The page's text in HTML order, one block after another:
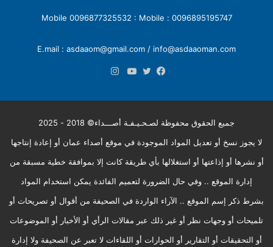
0096895195747 : Mobile 0096877325532 : Mobile
E.mail : asdaaom@gmail.com / info@asdaaoman.com
جميع الحقوق محفوظة لصـحـيـفـة أصـــداء© 2018 - 2025
لا يجوز نسخ أو تعديل المواد الموجودة في موقع أصداء عمان أو إعادة إنتاجها
أو نشرها أو إذاعتها أو استغلالها بأي طريقة كانت إلا بموافقة خطية مسبقة من
إدارة الموقع .. وفي حال الضرورة لتعميم الفائدة يمكن استخدام المواد
بشرط ذكر إسم الموقع .. الآراء الواردة في الصحيفة من أقوال أو تصريحات أو
تلميحات أو وجهات نظر أو غير ذلك عبر مقالات الرأي أو الأخبار أو الموضوعات
أو التحقيقات أو التقارير أو الحوارات أو اللقاءات لا تعبر عن الصحيفة ولا إدارة